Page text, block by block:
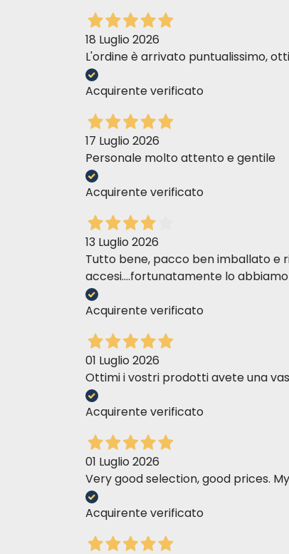
18 Luglio 2026
L'ordine è arrivato puntualissimo,
Acquirente verificato
17 Luglio 2026
Personale molto attento e gentile
Acquirente verificato
13 Luglio 2026
Tutto bene, pacco ben imballato e
accesi....fortunatamente lo
Acquirente verificato
01 Luglio 2026
Ottimi i vostri prodotti avete una
Acquirente verificato
01 Luglio 2026
Very good selection, good prices.
Acquirente verificato